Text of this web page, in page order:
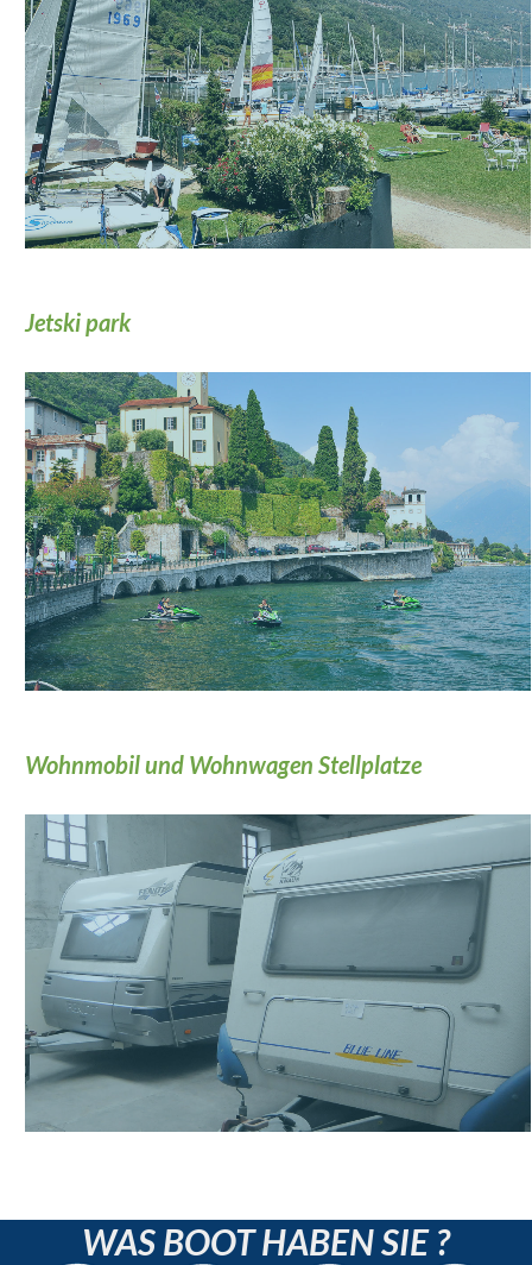
Jetski park
Wohnmobil und Wohnwagen Stellplatze
WAS BOOT HABEN SIE ?